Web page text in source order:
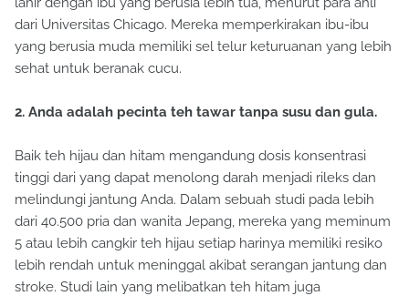
dari Universitas Chicago. Mereka memperkirakan ibu-ibu
yang berusia muda memiliki sel telur keturuanan yang lebih
sehat untuk beranak cucu.
2. Anda adalah pecinta teh tawar tanpa susu dan gula.
Baik teh hijau dan hitam mengandung dosis konsentrasi
tinggi dari yang dapat menolong darah menjadi rileks dan
melindungi jantung Anda. Dalam sebuah studi pada lebih
dari 40.500 pria dan wanita Jepang, mereka yang meminum
5 atau lebih cangkir teh hijau setiap harinya memiliki resiko
lebih rendah untuk meninggal akibat serangan jantung dan
stroke. Studi lain yang melibatkan teh hitam juga